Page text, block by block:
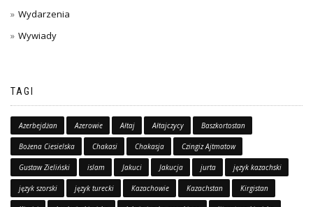
Wydarzenia
Wywiady
TAGI
Azerbejdżan Azerowie Ałtaj Ałtajczycy Baszkortostan
Bożena Ciesielska Chakasi Chakasja Czingiz Ajtmatow
Gustaw Zieliński islam Jakuci Jakucja jurta język kazachski
język szorski język turecki Kazachowie Kazachstan Kirgistan